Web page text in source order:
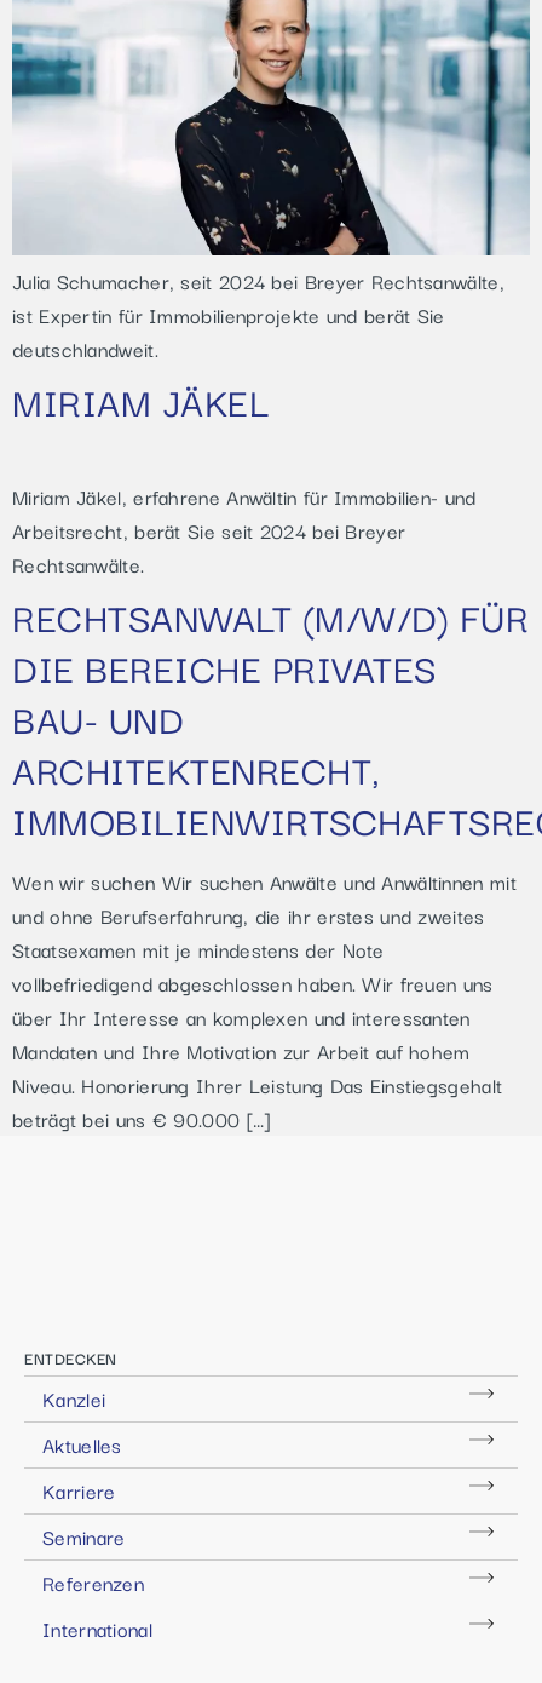
Julia Schumacher, seit 2024 bei Breyer Rechtsanwälte,
ist Expertin für Immobilienprojekte und berät Sie
deutschlandweit.
MIRIAM JÄKEL
Miriam Jäkel, erfahrene Anwältin für Immobilien- und
Arbeitsrecht, berät Sie seit 2024 bei Breyer
Rechtsanwälte.
RECHTSANWALT (M/W/D) FÜR
DIE BEREICHE PRIVATES
BAU- UND
ARCHITEKTENRECHT,
Wen wir suchen Wir suchen Anwälte und Anwältinnen mit
und ohne Berufserfahrung, die ihr erstes und zweites
Staatsexamen mit je mindestens der Note
vollbefriedigend abgeschlossen haben. Wir freuen uns
über Ihr Interesse an komplexen und interessanten
Mandaten und Ihre Motivation zur Arbeit auf hohem
Niveau. Honorierung Ihrer Leistung Das Einstiegsgehalt
beträgt bei uns € 90.000 […]
ENTDECKEN
Kanzlei
Aktuelles
Karriere
Seminare
Referenzen
International